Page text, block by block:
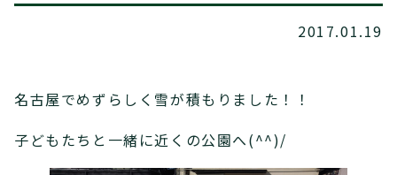
2017.01.19
名古屋でめずらしく雪が積もりました！！
子どもたちと一緒に近くの公園へ(^^)/